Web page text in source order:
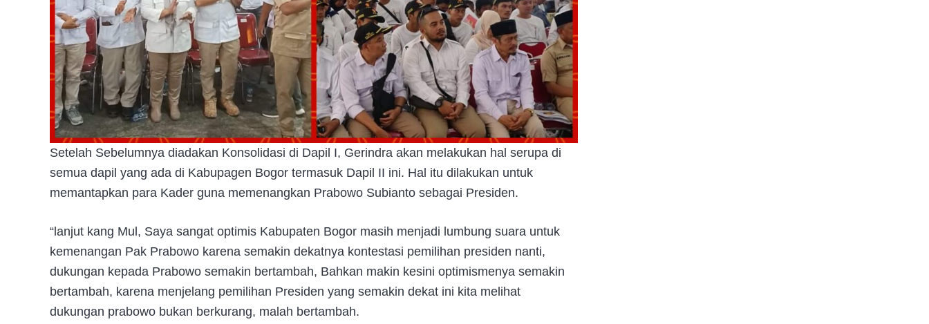
Setelah Sebelumnya diadakan Konsolidasi di Dapil I, Gerindra akan melakukan hal serupa di
semua dapil yang ada di Kabupagen Bogor termasuk Dapil II ini. Hal itu dilakukan untuk
memantapkan para Kader guna memenangkan Prabowo Subianto sebagai Presiden.
“lanjut kang Mul, Saya sangat optimis Kabupaten Bogor masih menjadi lumbung suara untuk
kemenangan Pak Prabowo karena semakin dekatnya kontestasi pemilihan presiden nanti,
dukungan kepada Prabowo semakin bertambah, Bahkan makin kesini optimismenya semakin
bertambah, karena menjelang pemilihan Presiden yang semakin dekat ini kita melihat
dukungan prabowo bukan berkurang, malah bertambah.